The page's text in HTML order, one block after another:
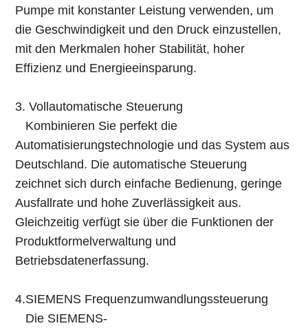
Pumpe mit konstanter Leistung verwenden, um
die Geschwindigkeit und den Druck einzustellen,
mit den Merkmalen hoher Stabilität, hoher
Effizienz und Energieeinsparung.
3. Vollautomatische Steuerung
Kombinieren Sie perfekt die
Automatisierungstechnologie und das System aus
Deutschland. Die automatische Steuerung
zeichnet sich durch einfache Bedienung, geringe
Ausfallrate und hohe Zuverlässigkeit aus.
Gleichzeitig verfügt sie über die Funktionen der
Produktformelverwaltung und
Betriebsdatenerfassung.
4.SIEMENS Frequenzumwandlungssteuerung
Die SIEMENS-